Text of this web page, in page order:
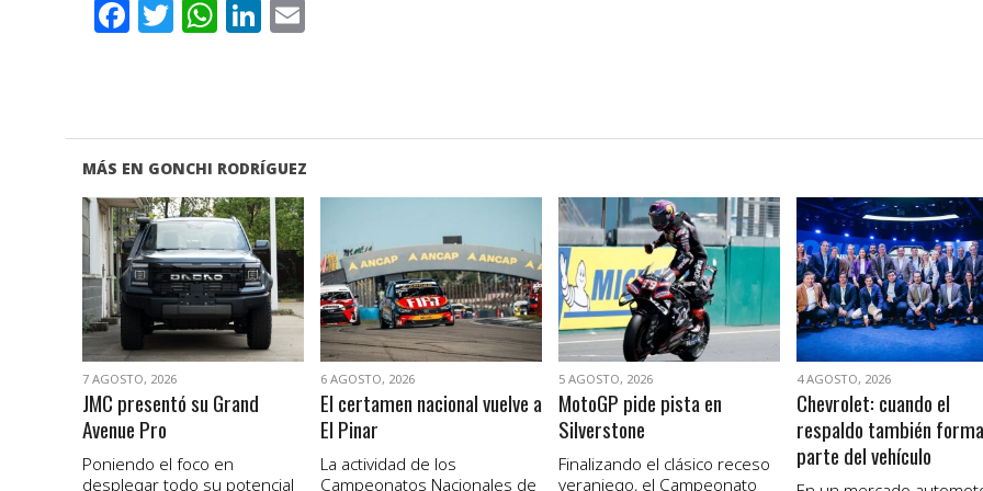
Facebook
Twitter
WhatsApp
LinkedIn
MÁS EN GONCHI RODRÍGUEZ
VER NOTA
7 AGOSTO, 2026
JMC presentó su Grand
Avenue Pro
Poniendo el foco en
desplegar todo su potencial
VER NOTA
6 AGOSTO, 2026
El certamen nacional vuelve a
El Pinar
La actividad de los
Campeonatos Nacionales de
VER NOTA
5 AGOSTO, 2026
MotoGP pide pista en
Silverstone
Finalizando el clásico receso
veraniego, el Campeonato
VER NOTA
4 AGOSTO, 2026
Chevrolet: cuando el
respaldo también forma
parte del vehículo